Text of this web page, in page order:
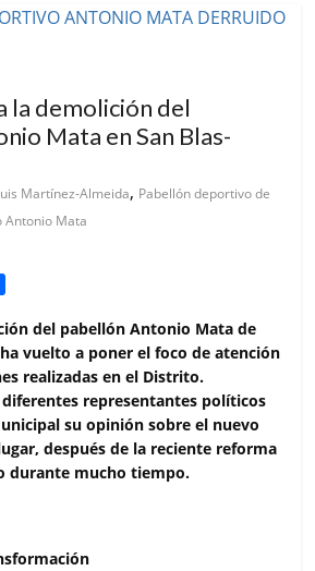
la demolición del
Mata en San Blas-
Martínez-Almeida, Pabellón deportivo de
Antonio Mata
m
p
a
r
t
i
r
del pabellón Antonio Mata de
ha vuelto a poner el foco de atención
realizadas en el Distrito.
representantes políticos
su opinión sobre el nuevo
después de la reciente reforma
durante mucho tiempo.